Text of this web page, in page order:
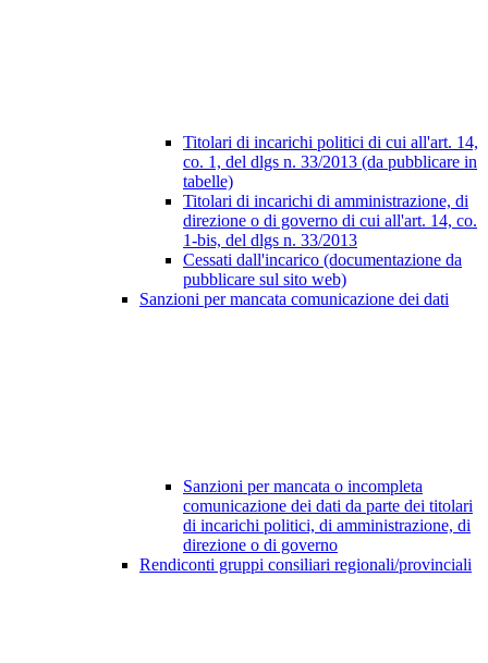
Titolari di incarichi politici di cui all'art. 14,
co. 1, del dlgs n. 33/2013 (da pubblicare in
tabelle)
Titolari di incarichi di amministrazione, di
direzione o di governo di cui all'art. 14, co.
1-bis, del dlgs n. 33/2013
Cessati dall'incarico (documentazione da
pubblicare sul sito web)
Sanzioni per mancata comunicazione dei dati
Sanzioni per mancata o incompleta
comunicazione dei dati da parte dei titolari
di incarichi politici, di amministrazione, di
direzione o di governo
Rendiconti gruppi consiliari regionali/provinciali